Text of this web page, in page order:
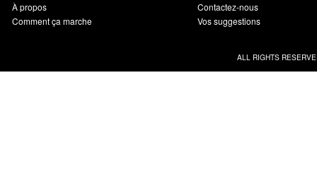
À propos
Comment ça marche
Contactez-nous
Vos suggestions
ALL RIGHTS